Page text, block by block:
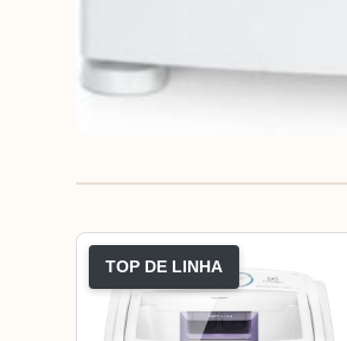
TOP DE LINHA